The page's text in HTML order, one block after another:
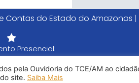
Contas do Estado do Amazonas |
Presencial:
98815-1000
pela Ouvidoria do TCE/AM ao
site. Saiba Mais